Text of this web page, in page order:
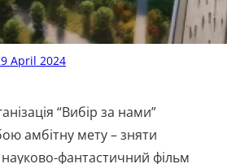
April 2024
“Вибір за нами”
амбітну мету – зняти
фантастичний фільм